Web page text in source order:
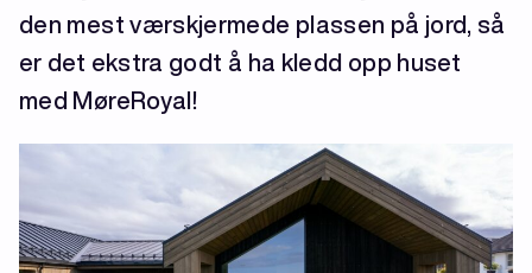
den mest værskjermede plassen på jord, så
er det ekstra godt å ha kledd opp huset
med MøreRoyal!